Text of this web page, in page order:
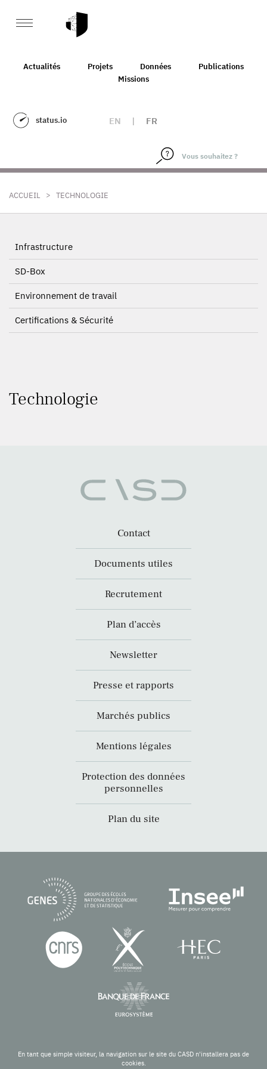
Actualités Projets Données
Publications
Missions
status.io EN | FR
ACCUEIL > TECHNOLOGIE
Infrastructure
SD-Box
Environnement de travail
Certifications & Sécurité
Technologie
Contact
Documents utiles
Recrutement
Plan d’accès
Newsletter
Presse et rapports
Marchés publics
Mentions légales
Protection des données
personnelles
Plan du site
En tant que simple visiteur, la navigation sur le site du CASD n'installera pas de
cookies.